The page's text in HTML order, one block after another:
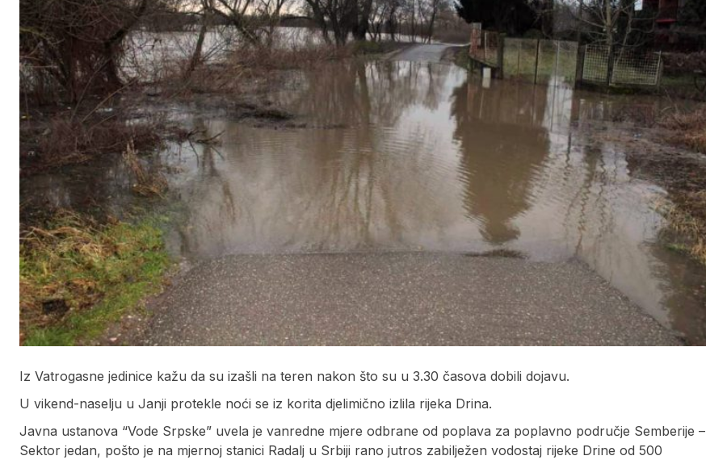
Iz Vatrogasne jedinice kažu da su izašli na teren nakon što su u 3.30 časova dobili dojavu.
U vikend-naselju u Janji protekle noći se iz korita djelimično izlila rijeka Drina.
Javna ustanova “Vode Srpske” uvela je vanredne mjere odbrane od poplava za poplavno područje Semberije –
Sektor jedan, pošto je na mjernoj stanici Radalj u Srbiji rano jutros zabilježen vodostaj rijeke Drine od 500